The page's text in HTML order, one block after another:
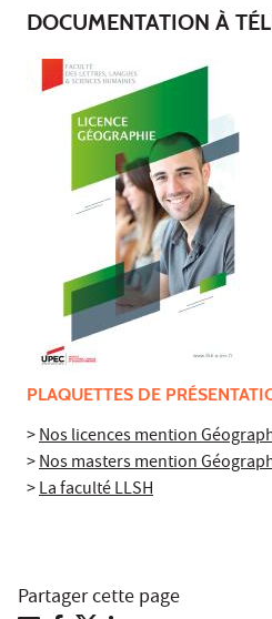
DOCUMENTATION À
PLAQUETTES DE
>Nos licences mention
>Nos masters mention
>La faculté LLSH
Partager cette page